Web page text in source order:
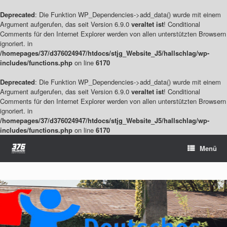
Deprecated: Die Funktion WP_Dependencies->add_data() wurde mit einem
Argument aufgerufen, das seit Version 6.9.0 veraltet ist! Conditional
Comments für den Internet Explorer werden von allen unterstützten Browsern
ignoriert. in
/homepages/37/d376024947/htdocs/stjg_Website_J5/hallschlag/wp-
includes/functions.php on line 6170
Deprecated: Die Funktion WP_Dependencies->add_data() wurde mit einem
Argument aufgerufen, das seit Version 6.9.0 veraltet ist! Conditional
Comments für den Internet Explorer werden von allen unterstützten Browsern
ignoriert. in
/homepages/37/d376024947/htdocs/stjg_Website_J5/hallschlag/wp-
includes/functions.php on line 6170
Inhalt
Menü